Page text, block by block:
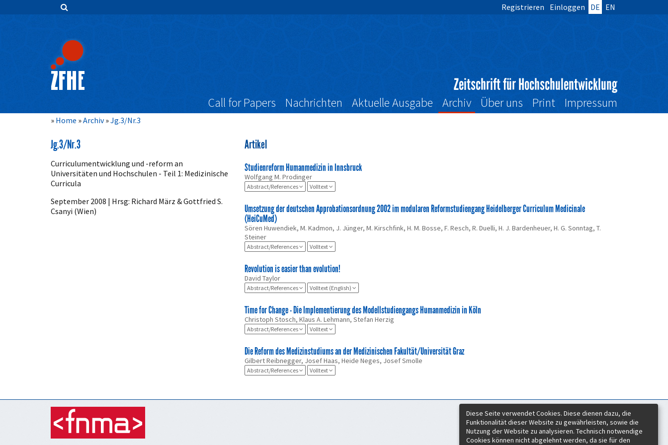
Zum
Hauptnavigation
Registrieren Einloggen DE EN
Zeitschrift für Hochschulentwicklung
Call for Papers Nachrichten Aktuelle Ausgabe Archiv Über uns Print Impressum
Home Archiv Jg.3/Nr.3
Jg.3/Nr.3
Curriculumentwicklung und -reform an
Universitäten und Hochschulen - Teil 1: Medizinische
Curricula
September 2008 | Hrsg: Richard März & Gottfried S.
Csanyi (Wien)
Artikel
Studienreform Humanmedizin in Innsbruck
Wolfgang M. Prodinger
Abstract/References Volltext
Umsetzung der deutschen Approbationsordnung 2002 im modularen Reformstudiengang Heidelberger Curriculum Medicinale
(HeiCuMed)
Sören Huwendiek, M. Kadmon, J. Jünger, M. Kirschfink, H. M. Bosse, F. Resch, R. Duelli, H. J. Bardenheuer, H. G. Sonntag, T.
Steiner
Abstract/References Volltext
Revolution is easier than evolution!
David Taylor
Abstract/References Volltext (English)
Time for Change - Die Implementierung des Modellstudiengangs Humanmedizin in Köln
Christoph Stosch, Klaus A. Lehmann, Stefan Herzig
Abstract/References Volltext
Die Reform des Medizinstudiums an der Medizinischen Fakultät/Universität Graz
Gilbert Reibnegger, Josef Haas, Heide Neges, Josef Smolle
Abstract/References Volltext
Zeitschrift für Hochschulentwicklung
c/o Verein Forum neue Medien in der Lehre Austria
Rheinstraße 27
Diese Seite verwendet Cookies. Diese dienen dazu, die
Funktionalität dieser Website zu gewährleisten, sowie die
Nutzung der Website zu analysieren. Technisch notwendige
Cookies können nicht abgelehnt werden, da sie für den